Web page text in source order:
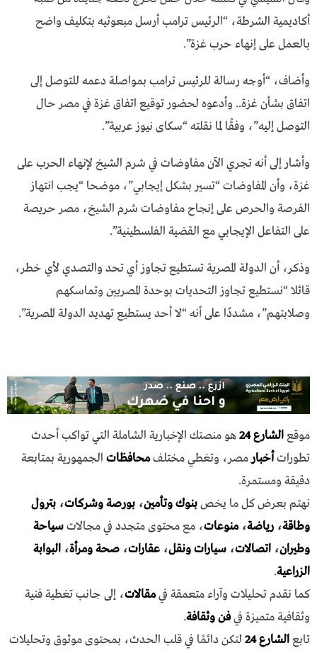
أكاديمية الشرطة، “الرئيس ترامب أرسل مبعوثيه بتكليف واضح
بالعمل على إنهاء حرب غزة”.
وأضاف، “أوجه رسالة للرئيس ترامب بمواصلة دعمه للتوصل إلى
اتفاق بشأن غزة.. وأدعوه لحضور توقيع اتفاق غزة في مصر حال
التوصل إليه”، وفقًا لما نقلته “سكاى نيوز عربية”.
وأشار إلى أنه تجري الآن مفاوضات في شرم الشيخ لإنهاء الحرب على
غزة، وأن المفاوضات “تسير بشكل إيجابي”، موضحا “يجب انتهاز
الفرصة والحرص على إنجاح مفاوضات شرم الشيخ، مصر حريصة
على التفاعل الإيجابي مع القضية الفلسطينية”.
وذكر، أن الدولة المصرية تستطيع تجاوز أي تحد والتصدي لأي خطر،
قائلا “نستطيع تجاوز التحديات بوحدة المصريين وتماسكهم
وصلابتهم”، مشددًا على أنه “لا أحد يستطيع تهديد الدولة المصرية”.
موقعالشارع 24
هو منصتك الإخبارية الشاملة التي تواكب أحدث
تطوراتأخبار مصر، وتغطي مختلفمحافظات الجمهورية بمتابعة
دقيقة ومستمرة.
نهتم بعرض كل ما يخصبنوك وتأمين، بورصة وشركات، بترول
وطاقة، رياضة،منوعات، مع محتوى متجدد في مجالاتسياحة
وطيران، اتصالات، سيارات ونقل، عقارات، صحة ومرأة، البوابة
الزراعية.
كما نقدم تحليلات وآراء متعمقة فيمقالات، إلى جانب تغطية فنية
وثقافية متميزة فيفن وثقافة.
تابعالشارع 24
لتكن دائمًا في قلب الحدث، بمحتوى موثوق وتحليلات